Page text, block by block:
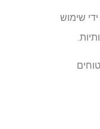
שימוש